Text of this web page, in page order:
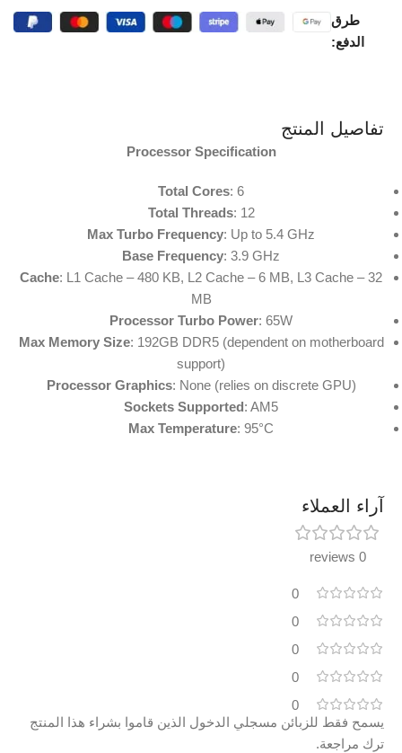
طرق
الدفع:
تفاصيل المنتج
Processor Specification
Total Cores: 6
Total Threads: 12
Max Turbo Frequency: Up to 5.4 GHz
Base Frequency: 3.9 GHz
Cache: L1 Cache – 480 KB, L2 Cache – 6 MB, L3 Cache – 32
MB
Processor Turbo Power: 65W
Max Memory Size: 192GB DDR5 (dependent on motherboard
support)
Processor Graphics: None (relies on discrete GPU)
Sockets Supported: AM5
Max Temperature: 95°C
آراء العملاء
0 reviews
0
0
0
0
0
يسمح فقط للزبائن مسجلي الدخول الذين قاموا بشراء هذا المنتج
ترك مراجعة.